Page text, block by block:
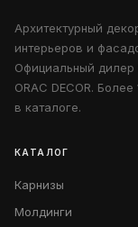
Архитектурный
интерьеров и
Официальный
ORAC DECOR.
в каталоге.
КАТАЛОГ
Карнизы
Молдинги